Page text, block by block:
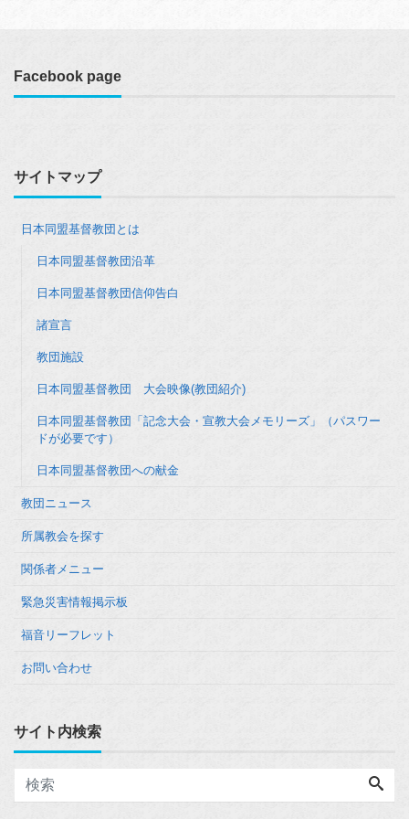
Facebook page
サイトマップ
日本同盟基督教団とは
日本同盟基督教団沿革
日本同盟基督教団信仰告白
諸宣言
教団施設
日本同盟基督教団 大会映像(教団紹介)
日本同盟基督教団「記念大会・宣教大会メモリーズ」（パスワー
ドが必要です）
日本同盟基督教団への献金
教団ニュース
所属教会を探す
関係者メニュー
緊急災害情報掲示板
福音リーフレット
お問い合わせ
サイト内検索